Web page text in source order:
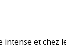
et chez